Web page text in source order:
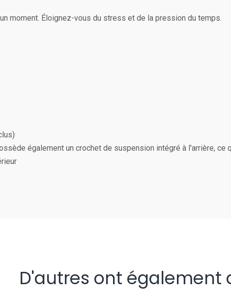
moment. Éloignez-vous du stress et de la pression du temps.
également un crochet de suspension intégré à l'arrière, ce
D'autres ont également